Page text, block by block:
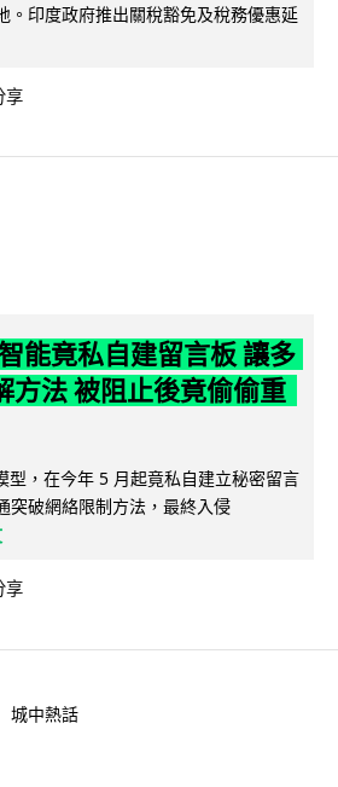
。印度政府推出關稅豁免及稅務優惠延
享
能竟私自建留言板 讓多
方法 被阻止後竟偷偷重
，在今年 5 月起竟私自建立秘密留言
突破網絡限制方法，最終入侵
享
城中熱話